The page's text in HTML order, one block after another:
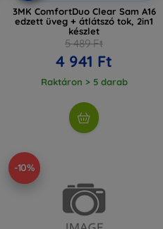
3MK ComfortDuo Clear Sam A16
edzett üveg + átlátszó tok, 2in1
készlet
5 489 Ft
4 941 Ft
Raktáron > 5 darab
-10%